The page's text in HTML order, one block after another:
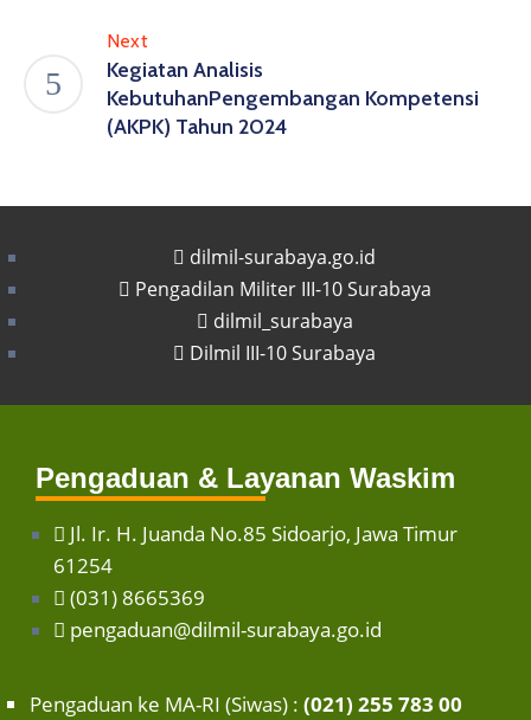
Next
Kegiatan Analisis
KebutuhanPengembangan Kompetensi
(AKPK) Tahun 2024
dilmil-surabaya.go.id
Pengadilan Militer III-10 Surabaya
dilmil_surabaya
Dilmil III-10 Surabaya
Pengaduan & Layanan Waskim
Jl. Ir. H. Juanda No.85 Sidoarjo, Jawa Timur
61254
(031) 8665369
pengaduan@dilmil-surabaya.go.id
Pengaduan ke MA-RI (Siwas) : (021) 255 783 00